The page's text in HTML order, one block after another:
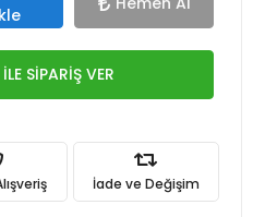
SİPARİŞ VER
İade ve Değişim